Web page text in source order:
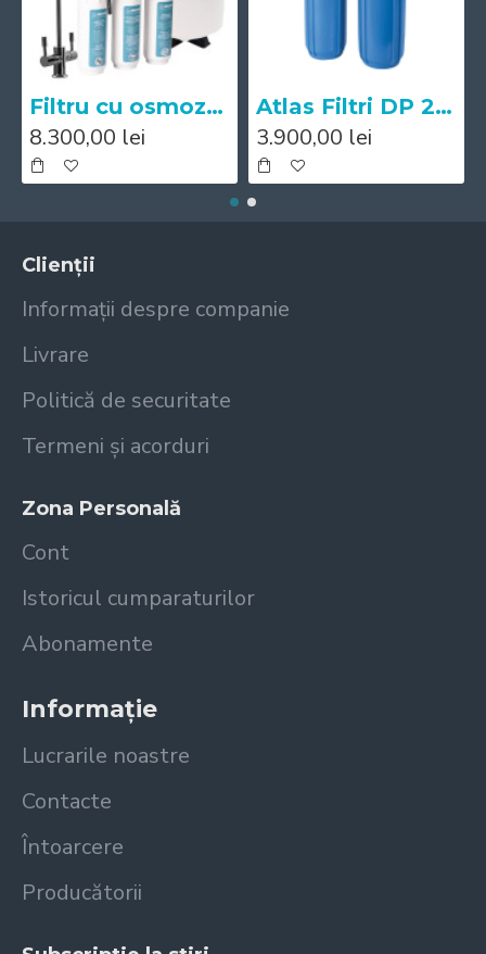
Filtru cu osmoza inversa Mineral Expert pH+
8.300,00 lei
Atlas Filtri DP 20 BB DUO Big IN AB 1"
3.900,00 lei
Clienții
Informații despre companie
Livrare
Politică de securitate
Termeni și acorduri
Zona Personală
Cont
Istoricul cumparaturilor
Abonamente
Informație
Lucrarile noastre
Contacte
Întoarcere
Producătorii